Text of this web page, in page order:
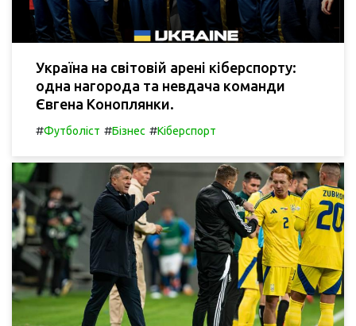
Україна на світовій арені кіберспорту:
одна нагорода та невдача команди
Євгена Коноплянки.
#Футболіст #Бізнес #Кіберспорт